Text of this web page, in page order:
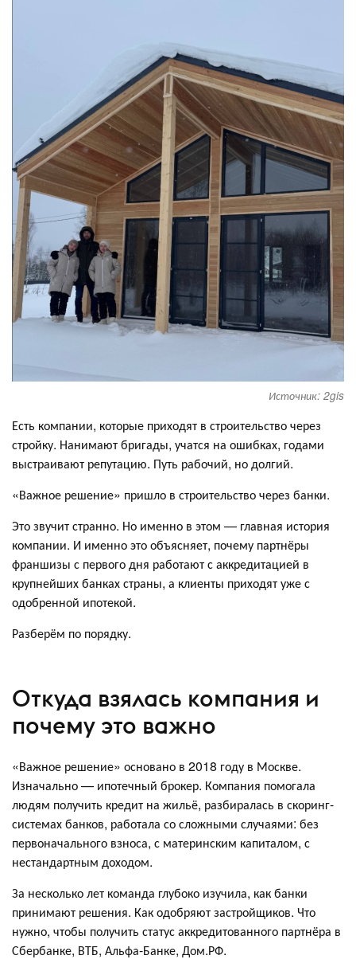
Источник: 2gis
Есть компании, которые приходят в строительство через
стройку. Нанимают бригады, учатся на ошибках, годами
выстраивают репутацию. Путь рабочий, но долгий.
«Важное решение» пришло в строительство через банки.
Это звучит странно. Но именно в этом — главная история
компании. И именно это объясняет, почему партнёры
франшизы с первого дня работают с аккредитацией в
крупнейших банках страны, а клиенты приходят уже с
одобренной ипотекой.
Разберём по порядку.
Откуда взялась компания и
почему это важно
«Важное решение» основано в 2018 году в Москве.
Изначально — ипотечный брокер. Компания помогала
людям получить кредит на жильё, разбиралась в скоринг-
системах банков, работала со сложными случаями: без
первоначального взноса, с материнским капиталом, с
нестандартным доходом.
За несколько лет команда глубоко изучила, как банки
принимают решения. Как одобряют застройщиков. Что
нужно, чтобы получить статус аккредитованного партнёра в
Сбербанке, ВТБ, Альфа-Банке, Дом.РФ.